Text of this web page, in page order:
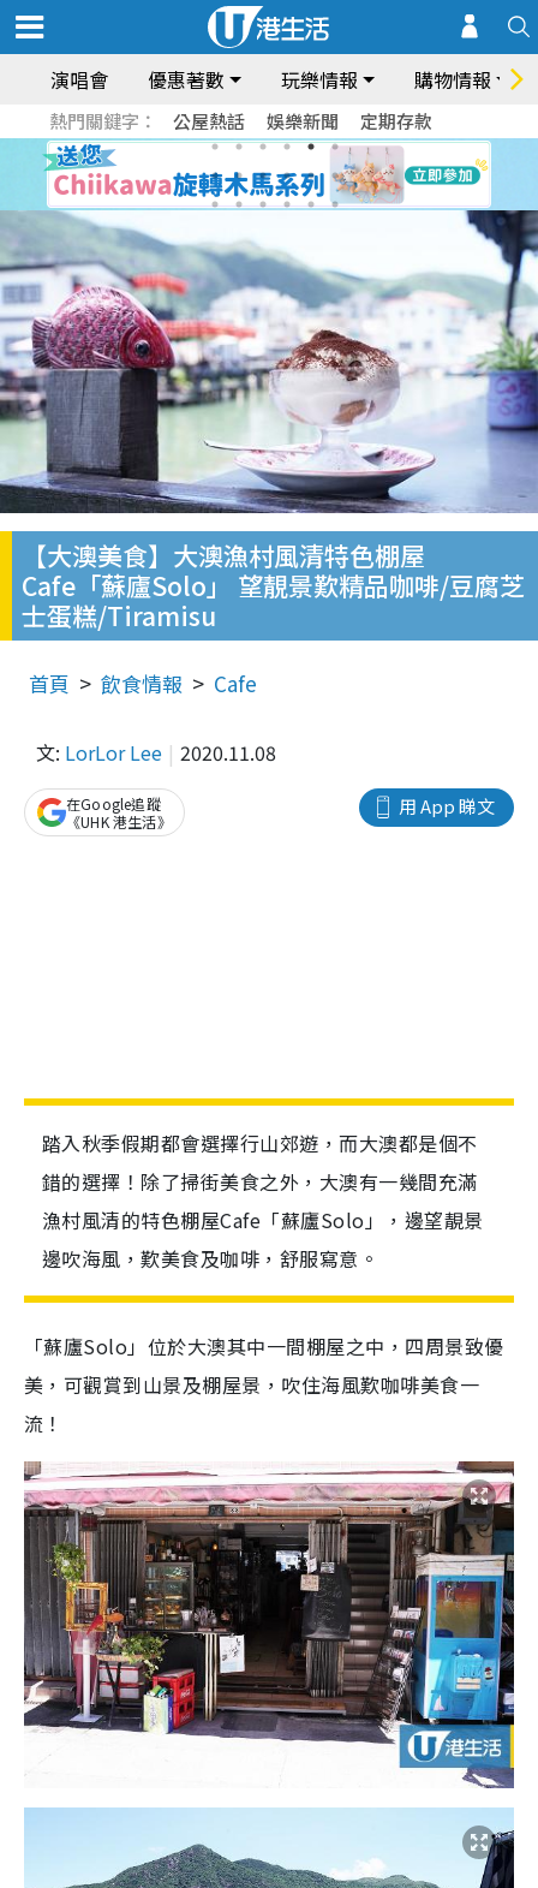
演唱會 優惠著數 玩樂情報 購物情報
熱門關鍵字： 公屋熱話 娛樂新聞 定期存款
【大澳美食】大澳漁村風清特色棚屋
Cafe「蘇廬Solo」 望靚景歎精品咖啡/豆腐芝
士蛋糕/Tiramisu
首頁 飲食情報 Cafe
文: LorLor Lee 2020.11.08
用 App 睇文
在Google追蹤
《UHK 港生活》
踏入秋季假期都會選擇行山郊遊，而大澳都是個不
錯的選擇！除了掃街美食之外，大澳有一幾間充滿
漁村風清的特色棚屋Cafe「蘇廬Solo」，邊望靚景
邊吹海風，歎美食及咖啡，舒服寫意。
「蘇廬Solo」位於大澳其中一間棚屋之中，四周景致優
美，可觀賞到山景及棚屋景，吹住海風歎咖啡美食一
流！